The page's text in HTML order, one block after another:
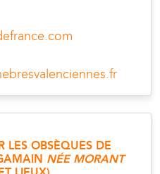
LES OBSÈQUES DE
NÉE MORANT